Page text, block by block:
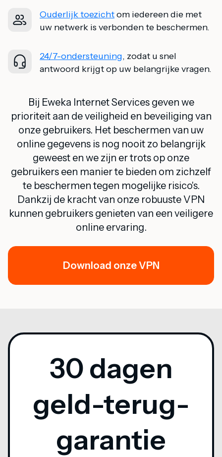
Ouderlijk toezichtom iedereen die met
uw netwerk is verbonden te beschermen.
24/7-ondersteuning, zodat u snel
antwoord krijgt op uw belangrijke vragen.
Bij Eweka Internet Services geven we
prioriteit aan de veiligheid en beveiliging van
onze gebruikers. Het beschermen van uw
online gegevens is nog nooit zo belangrijk
geweest en we zijn er trots op onze
gebruikers een manier te bieden om zichzelf
te beschermen tegen mogelijke risico's.
Dankzij de kracht van onze robuuste VPN
kunnen gebruikers genieten van een veiligere
online ervaring.
Download onze VPN
30 dagen
geld-terug-
garantie